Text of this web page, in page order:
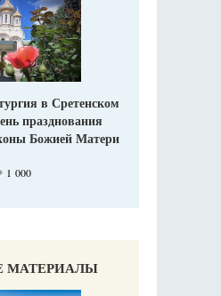
в Сретенском
празднования
Божией Матери
1 000
МАТЕРИАЛЫ